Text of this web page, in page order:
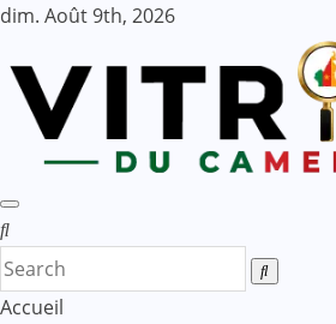
Skip
content
dim. Août 9th, 2026
Accueil